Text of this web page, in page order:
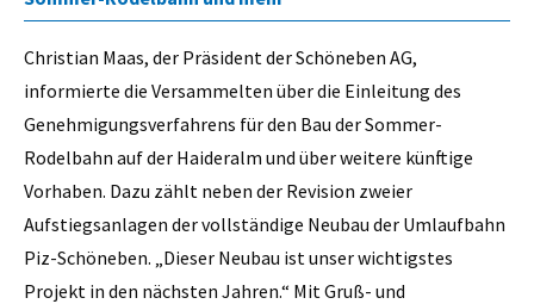
Christian Maas, der Präsident der Schöneben AG,
informierte die Versammelten über die Einleitung des
Genehmigungsverfahrens für den Bau der Sommer-
Rodelbahn auf der Haideralm und über weitere künftige
Vorhaben. Dazu zählt neben der Revision zweier
Aufstiegsanlagen der vollständige Neubau der Umlaufbahn
Piz-Schöneben. „Dieser Neubau ist unser wichtigstes
Projekt in den nächsten Jahren.“ Mit Gruß- und